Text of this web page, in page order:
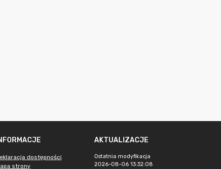
dostępności
strony
AKTUALIZACJE
Ostatnia modyfikacja
2026-08-06 13:32:08